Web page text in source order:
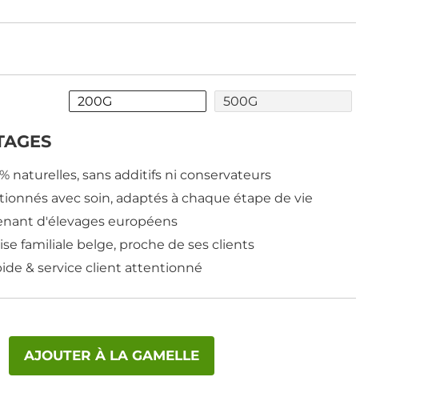
200G 500G
naturelles, sans additifs ni conservateurs
avec soin, adaptés à chaque étape de vie
d'élevages européens
familiale belge, proche de ses clients
& service client attentionné
AJOUTER À LA GAMELLE